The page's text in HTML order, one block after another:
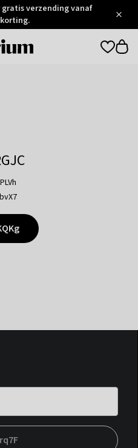
gratis verzending vanaf
korting.
Otrium